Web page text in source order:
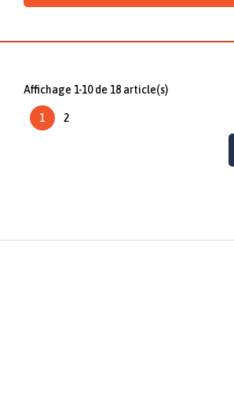
Affichage 1-10 de 18 article(s)
1 2